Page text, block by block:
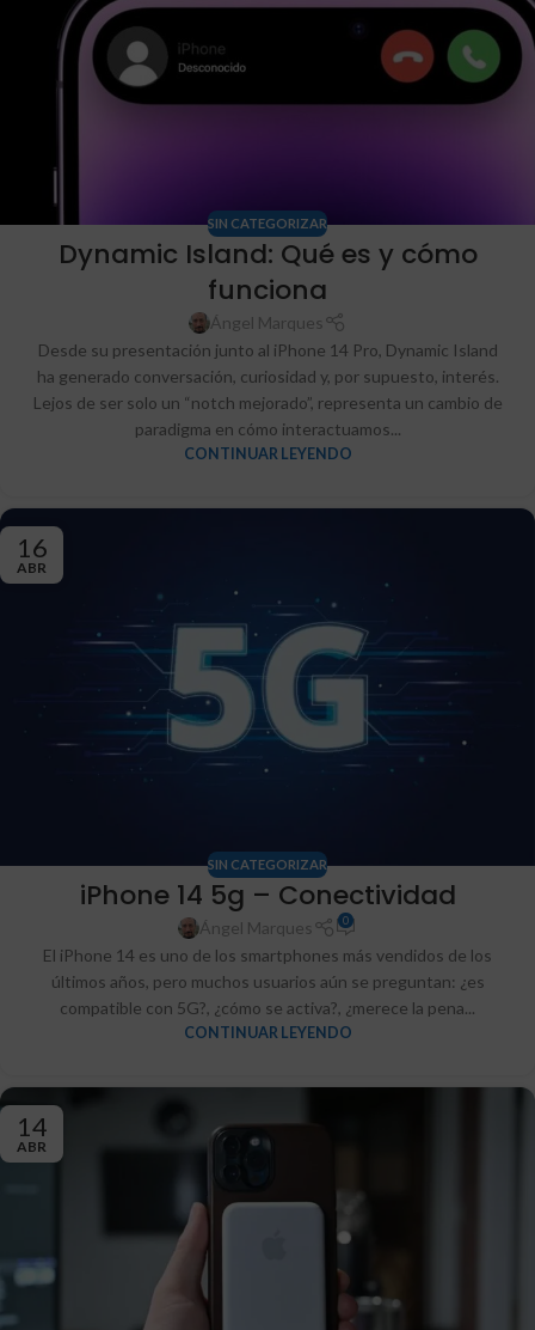
SIN CATEGORIZAR
Dynamic Island: Qué es y cómo
funciona
Ángel Marques
Desde su presentación junto al iPhone 14 Pro, Dynamic Island
ha generado conversación, curiosidad y, por supuesto, interés.
Lejos de ser solo un “notch mejorado”, representa un cambio de
paradigma en cómo interactuamos...
CONTINUAR LEYENDO
16
ABR
SIN CATEGORIZAR
iPhone 14 5g – Conectividad
Ángel Marques 0
El iPhone 14 es uno de los smartphones más vendidos de los
últimos años, pero muchos usuarios aún se preguntan: ¿es
compatible con 5G?, ¿cómo se activa?, ¿merece la pena...
CONTINUAR LEYENDO
14
ABR